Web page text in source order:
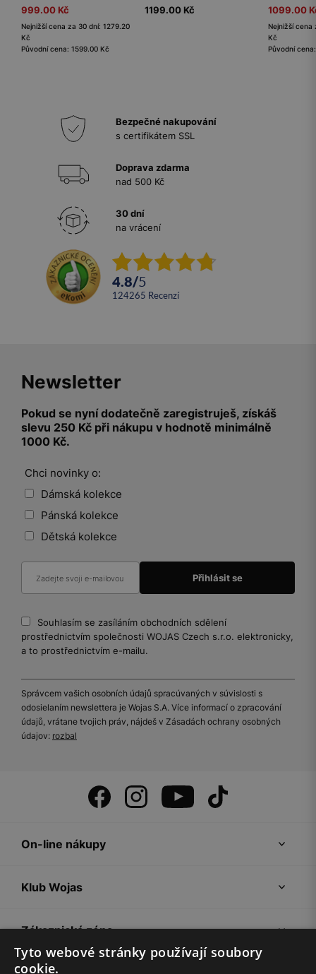
999.00 Kč
Nejnižší cena za 30 dní: 1279.20
Kč
Původní cena: 1599.00 Kč
1199.00 Kč
1099.00
Nejnižší cena
Kč
Původní
Bezpečné nakupování
s certifikátem SSL
Doprava zdarma
nad 500 Kč
30 dní
na vrácení
4.8/5
124265 recenzí
Newsletter
Pokud se nyní dodatečně zaregistruješ, získáš
slevu 250 Kč při nákupu v hodnotě minimálně
1000 Kč.
Chci novinky o:
Dámská kolekce
Pánská kolekce
Dětská kolekce
Souhlasím se zasíláním obchodních sdělení
prostřednictvím společnosti WOJAS Czech s.r.o. elektronicky,
a to prostřednictvím e-mailu.
Správcem vašich osobních údajů spracúvaných v súvislosti s
odosielaním newslettera je Wojas S.A. Více informací o zpracování
údajů, vrátane tvojich práv, nájdeš v Zásadách ochrany osobných
údajov: rozbal
On-line nákupy
Klub Wojas
Zákaznická zóna
Tyto webové stránky používají soubory
cookie.